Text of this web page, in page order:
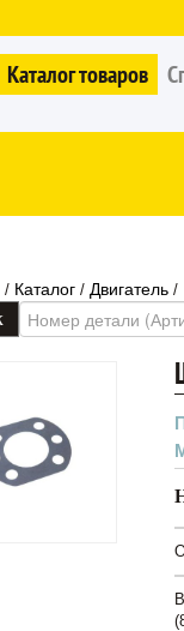
Каталог товаров
/ Каталог / Двигатель /